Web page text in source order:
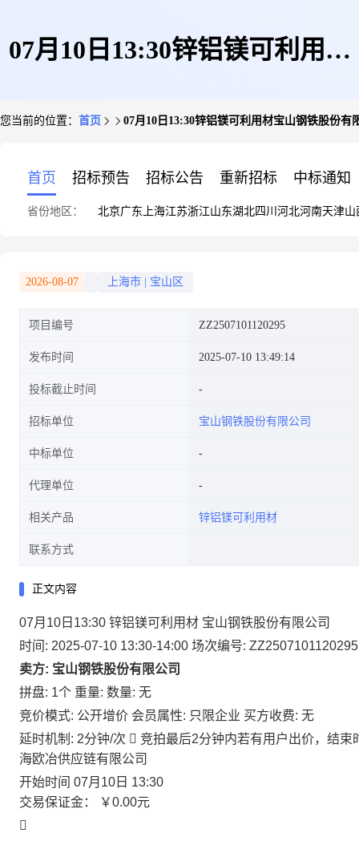
07月10日13:30锌铝镁可利用材
您当前的位置： 首页 07月10日13:30锌铝镁可利用材宝山钢铁股份有
首页 招标预告 招标公告 重新招标 中标通知
省份地区： 北京广东 上海江苏浙江山东湖北四川 河北河南天津山
2026-08-07 上海市 宝山区
项目编号 ZZ2507101120295
发布时间 2025-07-10 13:49:14
投标截止时间
招标单位 宝山钢铁股份有限公司
中标单位
代理单位
相关产品 锌铝镁可利用材
联系方式
正文内容
07月10日13:30 锌铝镁可利用材 宝山钢铁股份有限公司
时间: 2025-07-10 13:30-14:00 场次编号: ZZ2507101120295
卖方: 宝山钢铁股份有限公司
拼盘: 1个 重量: 数量: 无
竞价模式: 公开增价 会员属性: 只限企业 买方收费: 无
延时机制: 2分钟/次  竞拍最后2分钟内若有用户出价，结
海欧冶供应链有限公司
开始时间 07月10日 13:30
交易保证金：
￥0.00元
